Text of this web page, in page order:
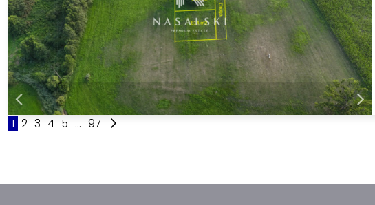
1 2 3 4 5 ... 97